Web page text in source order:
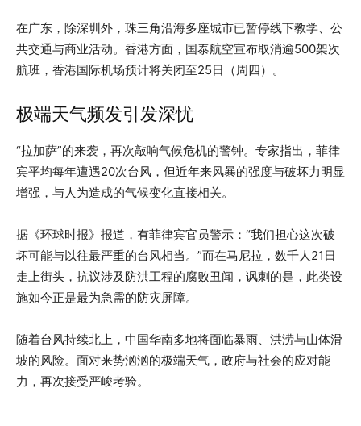
在广东，除深圳外，珠三角沿海多座城市已暂停线下教学、公
共交通与商业活动。香港方面，国泰航空宣布取消逾500架次
航班，香港国际机场预计将关闭至25日（周四）。
极端天气频发引发深忧
“拉加萨”的来袭，再次敲响气候危机的警钟。专家指出，菲律
宾平均每年遭遇20次台风，但近年来风暴的强度与破坏力明显
增强，与人为造成的气候变化直接相关。
据《环球时报》报道，有菲律宾官员警示：“我们担心这次破
坏可能与以往最严重的台风相当。”而在马尼拉，数千人21日
走上街头，抗议涉及防洪工程的腐败丑闻，讽刺的是，此类设
施如今正是最为急需的防灾屏障。
随着台风持续北上，中国华南多地将面临暴雨、洪涝与山体滑
坡的风险。面对来势汹汹的极端天气，政府与社会的应对能
力，再次接受严峻考验。